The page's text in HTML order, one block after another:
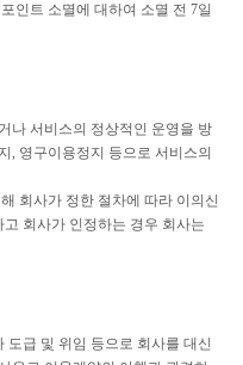
인트 소멸에 대하여 소멸 전 7일
나 서비스의 정상적인 운영을 방
, 영구이용정지 등으로 서비스의
회사가 정한 절차에 따라 이의신
회사가 인정하는 경우 회사는
도급 및 위임 등으로 회사를 대신